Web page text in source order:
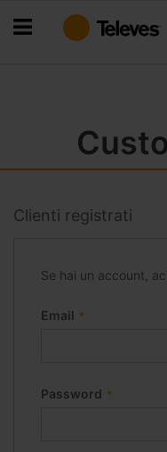
al
Clienti registrati
Se hai un account,
Email
Password